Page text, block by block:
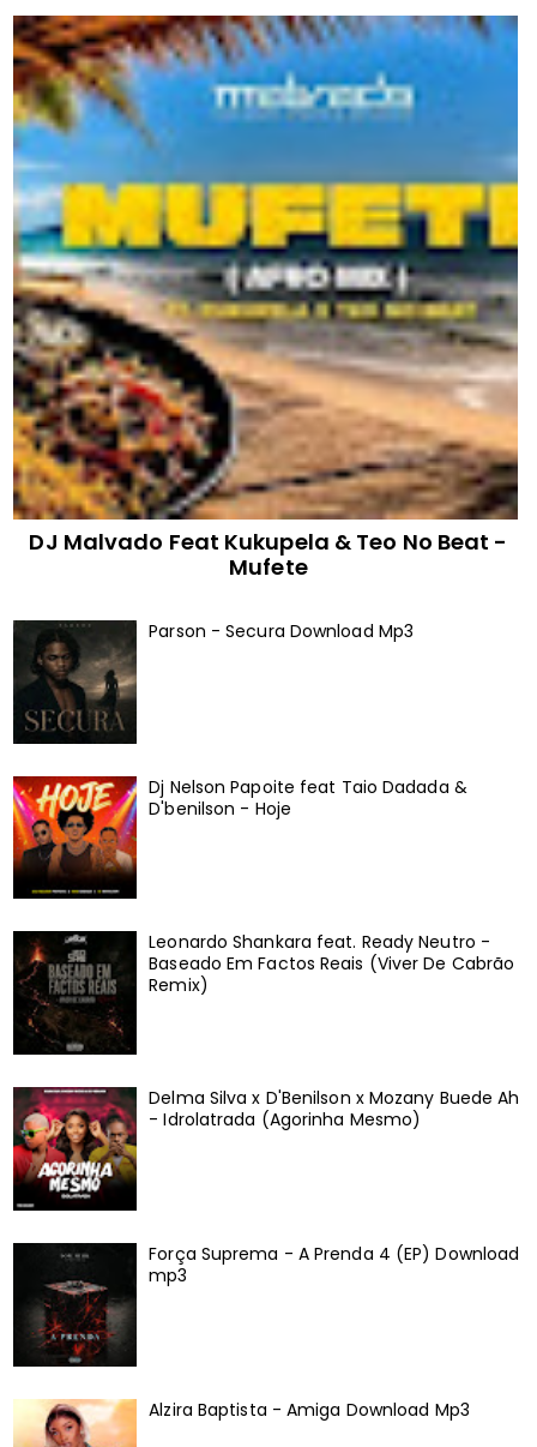
DJ Malvado Feat Kukupela & Teo No Beat -
Mufete
Parson - Secura Download Mp3
Dj Nelson Papoite feat Taio Dadada &
D'benilson - Hoje
Leonardo Shankara feat. Ready Neutro -
Baseado Em Factos Reais (Viver De Cabrão
Remix)
Delma Silva x D'Benilson x Mozany Buede Ah
- Idrolatrada (Agorinha Mesmo)
Força Suprema - A Prenda 4 (EP) Download
mp3
Alzira Baptista - Amiga Download Mp3